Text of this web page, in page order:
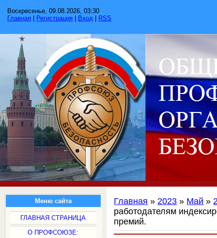
Воскресенье, 09.08.2026, 03:30
Главная
Регистрация Вход RSS
Меню сайта
ГЛАВНАЯ СТРАНИЦА
О ПРОФСОЮЗЕ:
Главная »2023 » Май »
работодателям
премий.